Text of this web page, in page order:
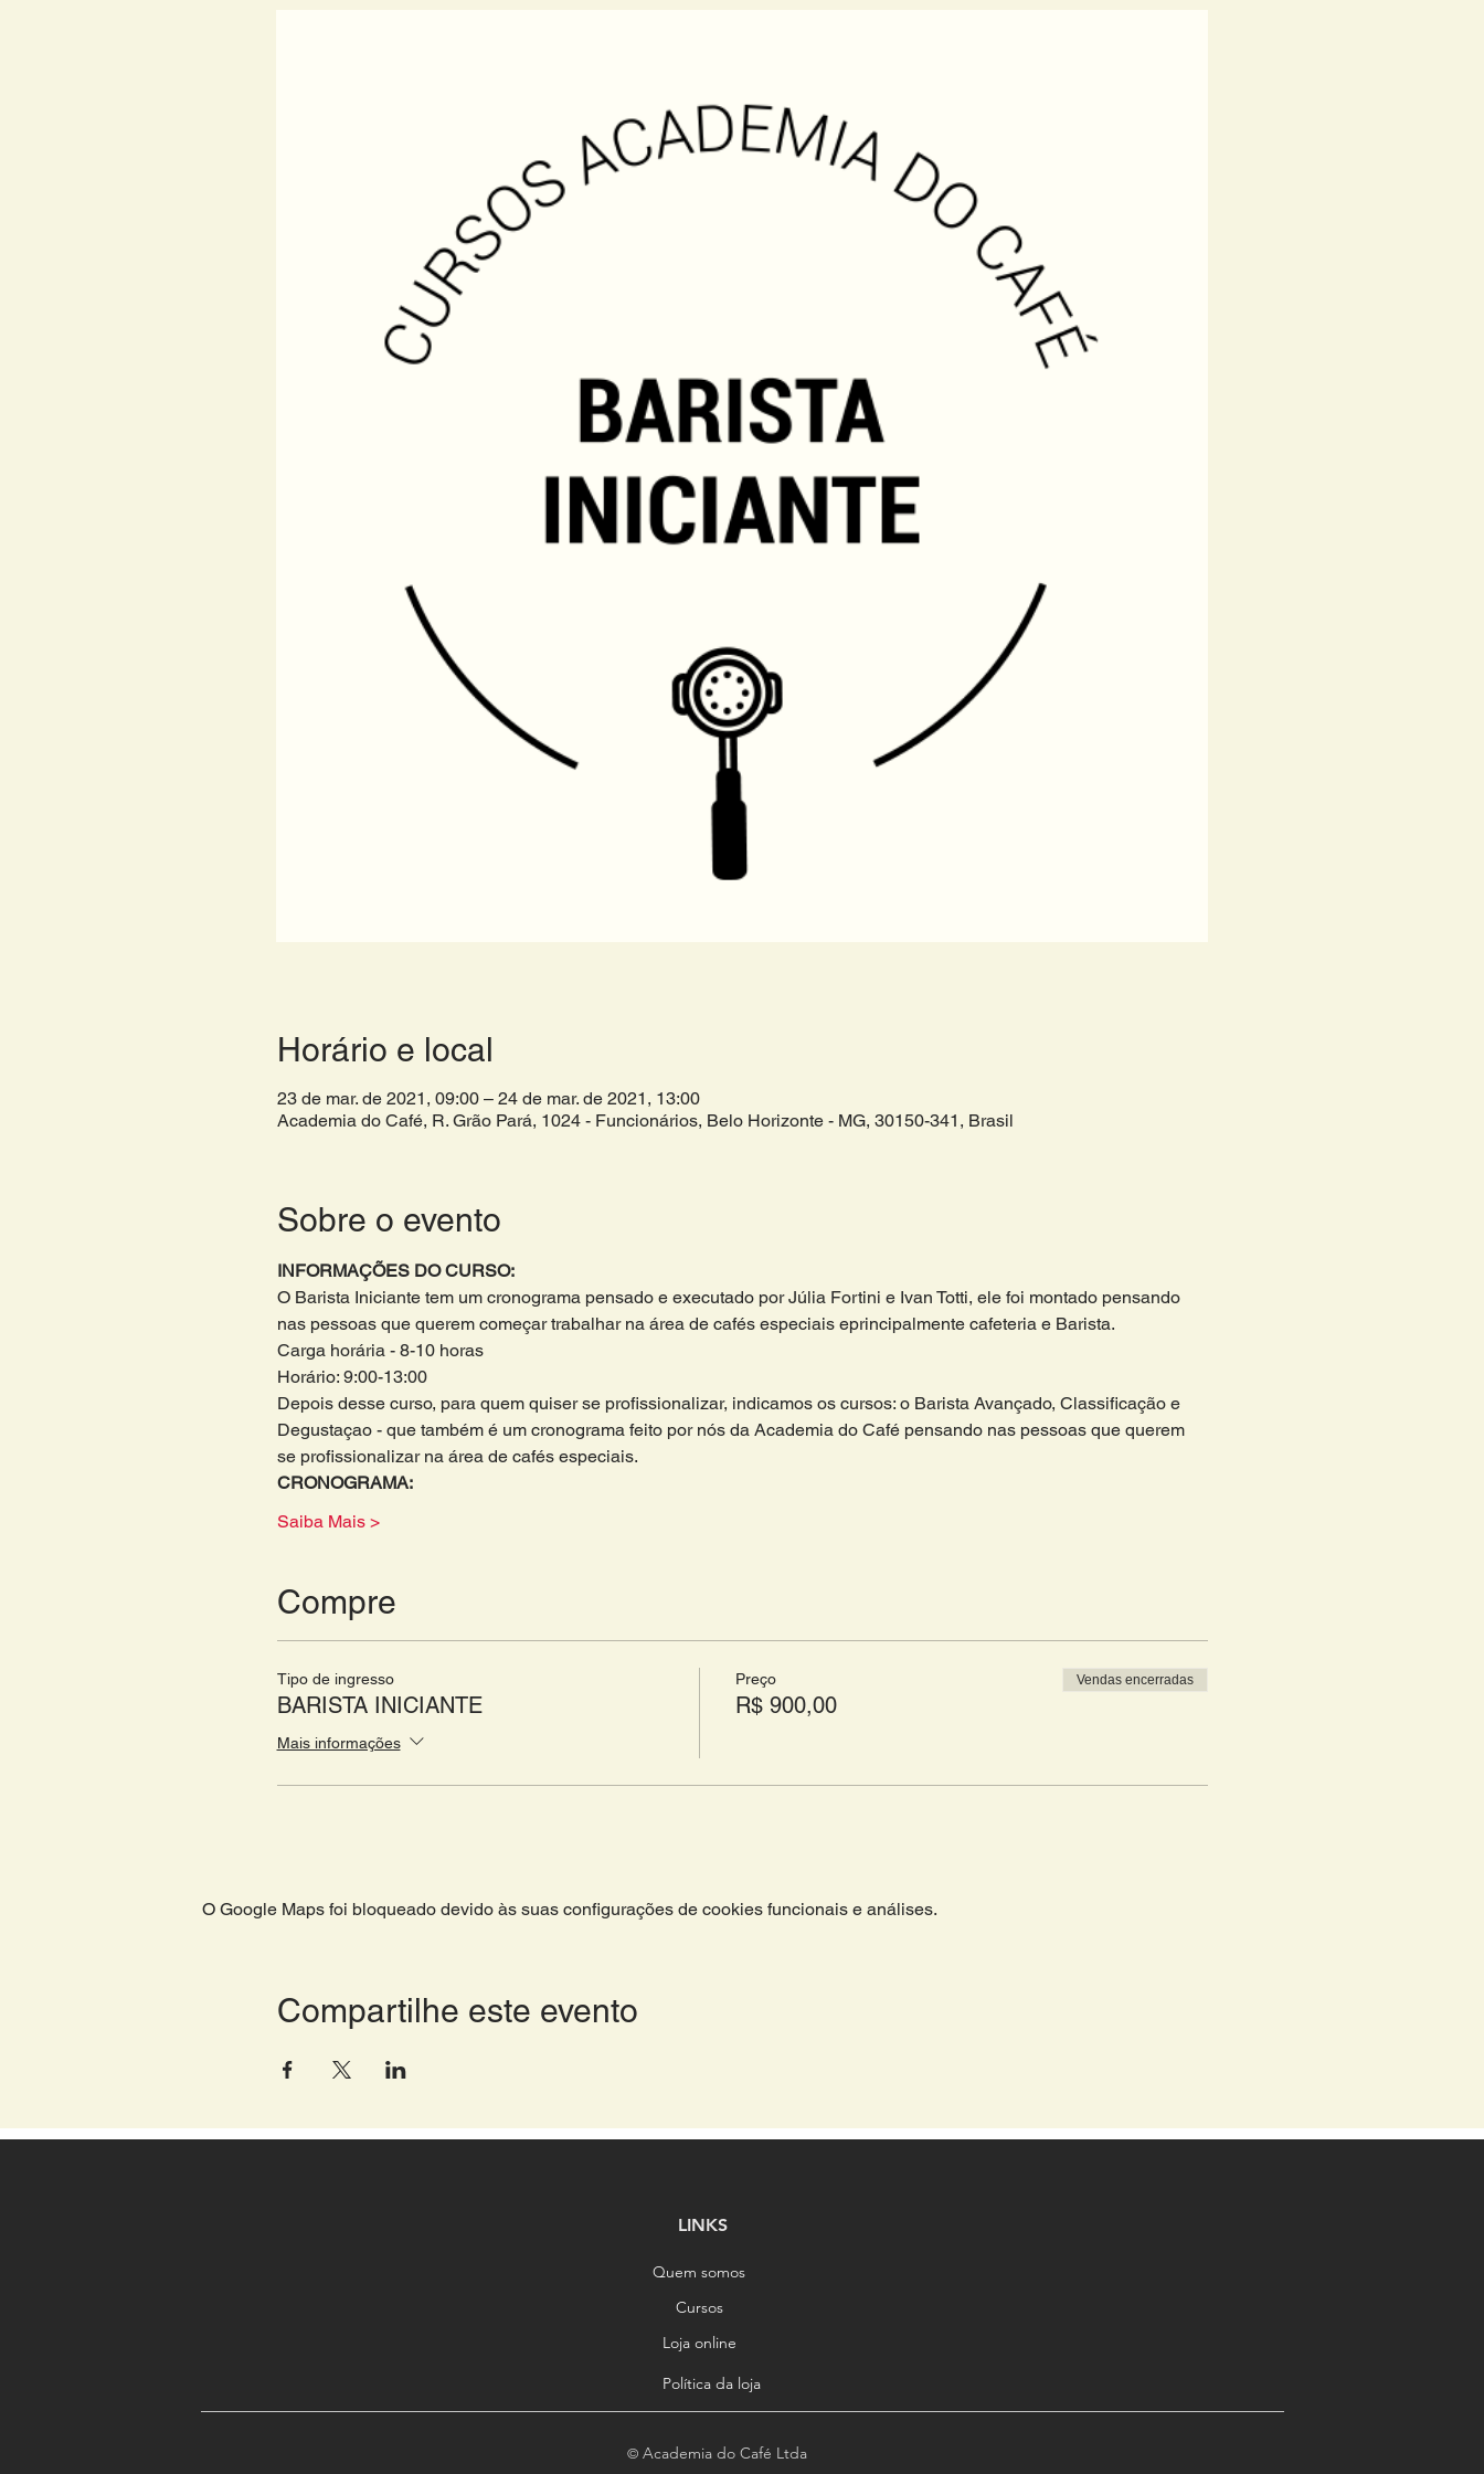
Horário e local
23 de mar. de 2021, 09:00 – 24 de mar. de 2021, 13:00
Academia do Café, R. Grão Pará, 1024 - Funcionários, Belo Horizonte - MG, 30150-341, Brasil
Sobre o evento
INFORMAÇÕES DO CURSO:
O Barista Iniciante tem um cronograma pensado e executado por Júlia Fortini e Ivan Totti, ele foi montado pensando
nas pessoas que querem começar trabalhar na área de cafés especiais eprincipalmente cafeteria e Barista.
Carga horária - 8-10 horas
Horário: 9:00-13:00
Depois desse curso, para quem quiser se profissionalizar, indicamos os cursos: o Barista Avançado, Classificação e
Degustaçao - que também é um cronograma feito por nós da Academia do Café pensando nas pessoas que querem
se profissionalizar na área de cafés especiais.
CRONOGRAMA:
Saiba Mais >
Compre
Tipo de ingresso
BARISTA INICIANTE
Mais informações
Preço
R$ 900,00
Vendas encerradas
O Google Maps foi bloqueado devido às suas configurações de cookies funcionais e análises.
Compartilhe este evento
LINKS
Quem somos
Cursos
Loja online
Política da loja
© Academia do Café Ltda